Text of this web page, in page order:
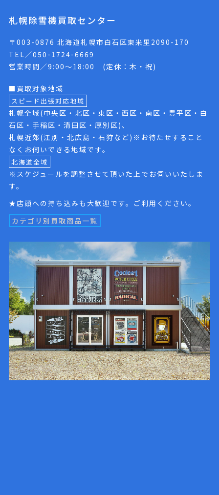
札幌除雪機買取センター
〒003-0876 北海道札幌市白石区東米里2090-170
TEL／050-1724-6669
営業時間／9:00〜18:00 (定休：木・祝)
■買取対象地域
スピード出張対応地域
札幌全域(中央区・北区・東区・西区・南区・豊平区・白
石区・手稲区・清田区・厚別区)、
札幌近郊(江別・北広島・石狩など)※お待たせすること
なくお伺いできる地域です。
北海道全域
※スケジュールを調整させて頂いた上でお伺いいたしま
す。
★店頭への持ち込みも大歓迎です。ご利用ください。
カテゴリ別買取商品一覧